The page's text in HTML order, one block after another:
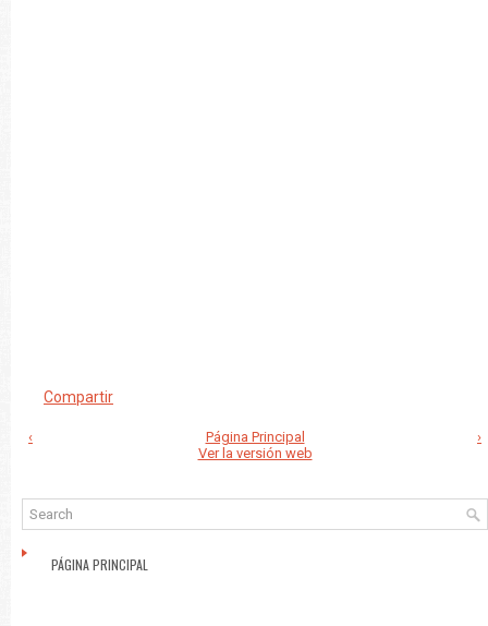
Compartir
‹ ›
Página Principal
Ver la versión web
PÁGINA PRINCIPAL